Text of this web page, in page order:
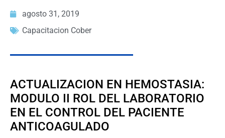
agosto 31, 2019
Capacitacion Cober
ACTUALIZACION EN HEMOSTASIA:
MODULO II ROL DEL LABORATORIO
EN EL CONTROL DEL PACIENTE
ANTICOAGULADO